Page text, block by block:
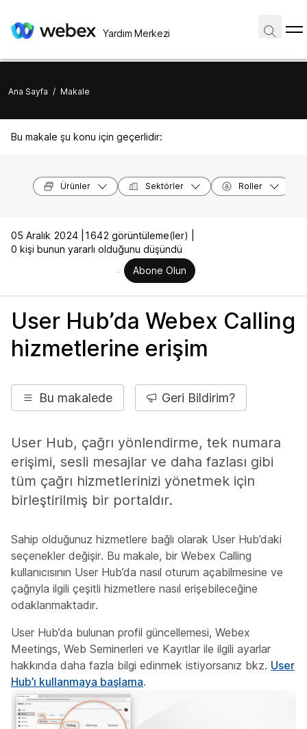
Yardım Merkezi
Ana Sayfa / Makale
Bu makale şu konu için geçerlidir:
Ürünler Sektörler Roller
05 Aralık 2024 |
1642 görüntüleme(ler) |
0 kişi bunun yararlı olduğunu düşündü
Abone Olun
User Hub’da Webex Calling
hizmetlerine erişim
Bu makalede Geri Bildirim?
User Hub, çağrı yönlendirme, tek numara
erişimi, sesli mesajlar ve daha fazlası gibi
tüm çağrı hizmetlerinizi yönetmek için
birleştirilmiş bir portaldır.
Sahip olduğunuz hizmetlere bağlı olarak User Hub’daki
seçenekler değişir. Bu makale, bir Webex Calling
kullanıcısının User Hub’da nasıl oturum açabilmesine ve
çağrıyla ilgili çeşitli hizmetlere nasıl erişebileceğine
odaklanmaktadır.
User Hub’da bulunan profil güncellemesi, Webex
Meetings, Web Seminerleri ve Kayıtlar ile ilgili ayarlar
hakkında daha fazla bilgi edinmek istiyorsanız bkz. User
Hub’ı kullanmaya başlama.